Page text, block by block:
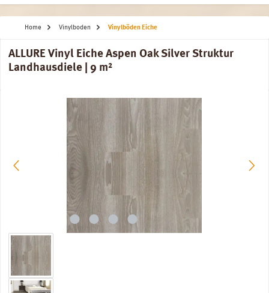
Home Vinylboden Vinylböden Eiche
ALLURE Vinyl Eiche Aspen Oak Silver Struktur
Landhausdiele | 9 m²
Bildergalerie überspringen